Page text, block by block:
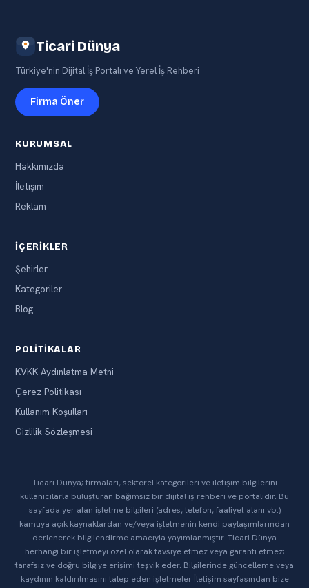
Ticari Dünya
Türkiye'nin Dijital İş Portalı ve Yerel İş Rehberi
Firma Öner
KURUMSAL
Hakkımızda
İletişim
Reklam
İÇERIKLER
Şehirler
Kategoriler
Blog
POLITIKALAR
KVKK Aydınlatma Metni
Çerez Politikası
Kullanım Koşulları
Gizlilik Sözleşmesi
Ticari Dünya; firmaları, sektörel kategorileri ve iletişim bilgilerini
kullanıcılarla buluşturan bağımsız bir dijital iş rehberi ve portalıdır. Bu
sayfada yer alan işletme bilgileri (adres, telefon, faaliyet alanı vb.)
kamuya açık kaynaklardan ve/veya işletmenin kendi paylaşımlarından
derlenerek bilgilendirme amacıyla yayımlanmıştır. Ticari Dünya
herhangi bir işletmeyi özel olarak tavsiye etmez veya garanti etmez;
tarafsız ve doğru bilgiye erişimi teşvik eder. Bilgilerinde güncelleme veya
kaydının kaldırılmasını talep eden işletmeler İletişim sayfasından bize